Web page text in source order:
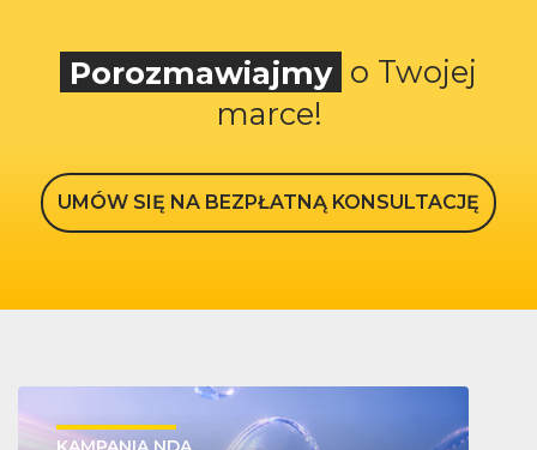
Porozmawiajmy o Twojej
marce!
UMÓW SIĘ NA BEZPŁATNĄ KONSULTACJĘ